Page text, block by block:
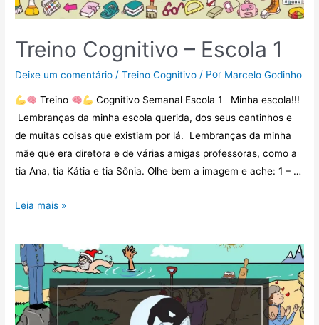
Treino Cognitivo – Escola 1
Deixe um comentário /Treino Cognitivo / Por Marcelo Godinho
Treino
Cognitivo Semanal Escola 1 Minha escola!!!
Lembranças da minha escola querida, dos seus cantinhos e
de muitas coisas que existiam por lá. Lembranças da minha
mãe que era diretora e de várias amigas professoras, como a
tia Ana, tia Kátia e tia Sônia. Olhe bem a imagem e ache: 1 – …
Leia mais »